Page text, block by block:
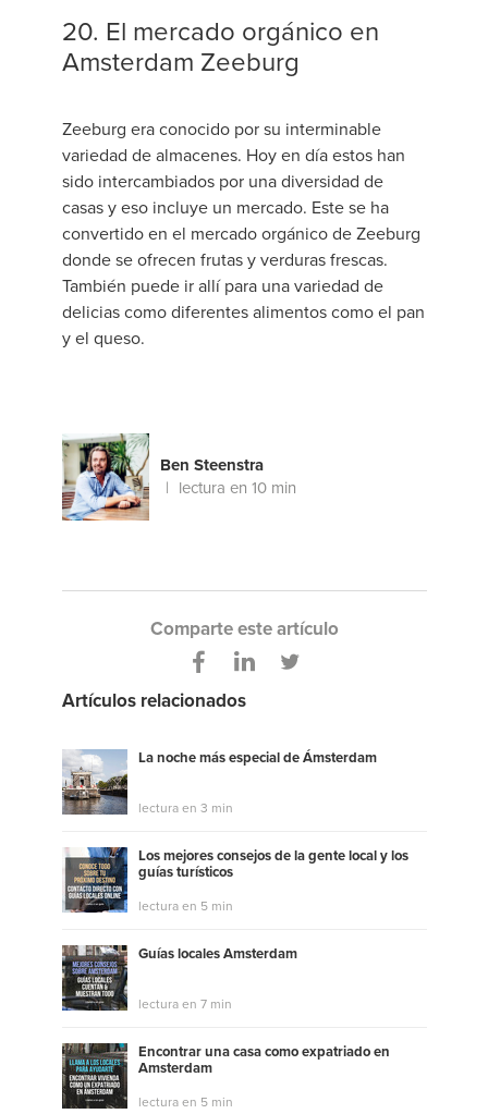
20. El mercado orgánico en
Amsterdam Zeeburg
Zeeburg era conocido por su interminable
variedad de almacenes. Hoy en día estos han
sido intercambiados por una diversidad de
casas y eso incluye un mercado. Este se ha
convertido en el mercado orgánico de Zeeburg
donde se ofrecen frutas y verduras frescas.
También puede ir allí para una variedad de
delicias como diferentes alimentos como el pan
y el queso.
Ben Steenstra
lectura en 10 min
Comparte este artículo
Artículos relacionados
La noche más especial de Ámsterdam
lectura en 3 min
Los mejores consejos de la gente local y los
guías turísticos
lectura en 5 min
Guías locales Amsterdam
lectura en 7 min
Encontrar una casa como expatriado en
Amsterdam
lectura en 5 min